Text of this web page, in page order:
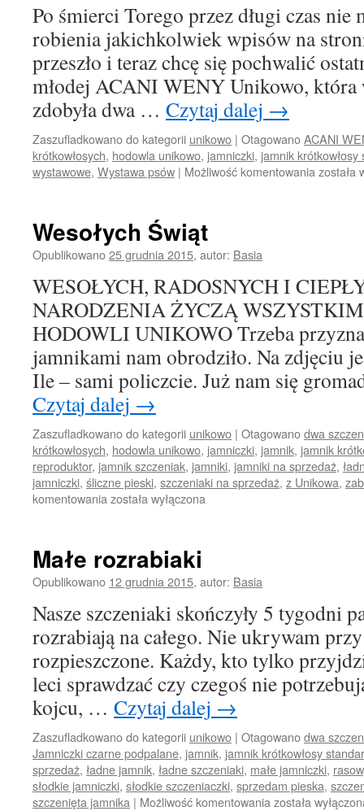
Po śmierci Torego przez długi czas nie
robienia jakichkolwiek wpisów na
przeszło i teraz chcę się pochwalić
młodej ACANI WENY Unikowo,
zdobyła dwa … Czytaj dalej →
Zaszufladkowano do kategorii unikowo | OtagowanoACANI
krótkowłosych, hodowla unikowo, jamniczki, jamnik krótkowłosy
wystawowe, Wystawa psów | Możliwość komentowania Sukcesy
została
Wesołych Świąt
Opublikowano25 grudnia 2015, autor: Basia
WESOŁYCH, RADOSNYCH I
NARODZENIA ŻYCZĄ
HODOWLI UNIKOWO Trzeba
jamnikami nam obrodziło. Na zdjęciu
Ile – sami policzcie. Już nam się
Czytaj dalej →
Zaszufladkowano do kategorii unikowo | Otagowanodwa
krótkowłosych, hodowla unikowo, jamniczki, jamnik, jamnik
reproduktor, jamnik szczeniak, jamniki, jamniki na sprzedaż,
jamniczki, śliczne pieski, szczeniaki na sprzedaż, z Unikowa,
komentowania Wesołych
została wyłączona
Małe rozrabiaki
Opublikowano 12 grudnia 2015, autor: Basia
Nasze szczeniaki skończyły 5 tygodni
rozrabiają na całego. Nie ukrywam
rozpieszczone. Każdy, kto tylko
leci sprawdzać czy czegoś nie
kojcu, … Czytaj dalej →
Zaszufladkowano do kategorii unikowo | Otagowanodwa
Jamniczki czarne podpalane, jamnik, jamnik krótkowłosy
sprzedaż, ładne jamnik, ładne szczeniaki, małe jamniczki,
słodkie jamniczki, słodkie szczeniaczki, sprzedam pieska,
szczenięta jamnika | Możliwość komentowania Małe
została